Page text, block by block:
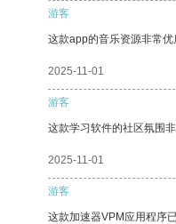
游客
这款app的音乐资源非常优
2025-11-01
游客
这款学习软件的社区氛围
2025-11-01
游客
这款加速器VPM应用程序